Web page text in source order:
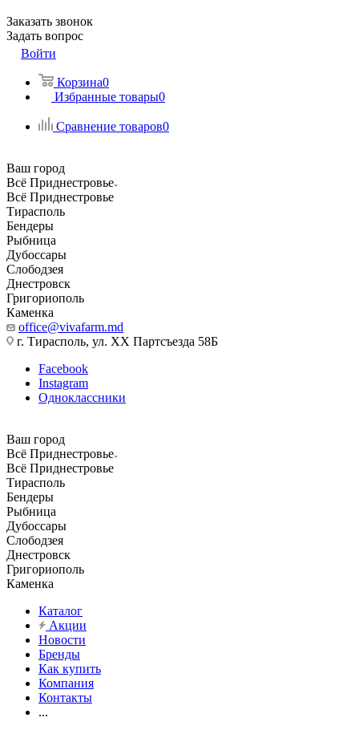
Заказать звонок
Задать вопрос
Войти
Корзина0
Избранные товары0
Сравнение товаров0
Ваш город
Всё Приднестровье
Всё Приднестровье
Тирасполь
Бендеры
Рыбница
Дубоссары
Слободзея
Днестровск
Григориополь
Каменка
office@vivafarm.md
г. Тирасполь, ул. ХХ Партсъезда 58Б
Facebook
Instagram
Одноклассники
Ваш город
Всё Приднестровье
Всё Приднестровье
Тирасполь
Бендеры
Рыбница
Дубоссары
Слободзея
Днестровск
Григориополь
Каменка
Каталог
Акции
Новости
Бренды
Как купить
Компания
Контакты
...